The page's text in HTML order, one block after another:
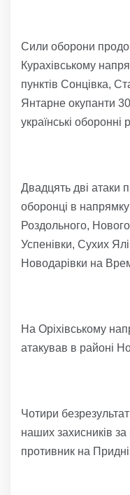
Сили оборони
Курахівському
пунктів Сонцівка,
Янтарне окупанти
українські оборонні
Двадцять дві атаки
оборонці в напрямку
Роздольного,
Успенівки, Сухих
Новодарівки на
На Оріхівському
атакував в районі
Чотири
наших захисників
противник на